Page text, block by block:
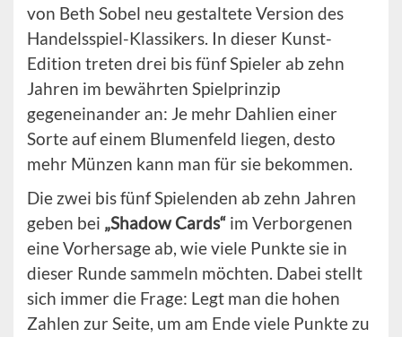
von Beth Sobel neu gestaltete Version des
Handelsspiel-Klassikers. In dieser Kunst-
Edition treten drei bis fünf Spieler ab zehn
Jahren im bewährten Spielprinzip
gegeneinander an: Je mehr Dahlien einer
Sorte auf einem Blumenfeld liegen, desto
mehr Münzen kann man für sie bekommen.
Die zwei bis fünf Spielenden ab zehn Jahren
geben bei „Shadow Cards“ im Verborgenen
eine Vorhersage ab, wie viele Punkte sie in
dieser Runde sammeln möchten. Dabei stellt
sich immer die Frage: Legt man die hohen
Zahlen zur Seite, um am Ende viele Punkte zu